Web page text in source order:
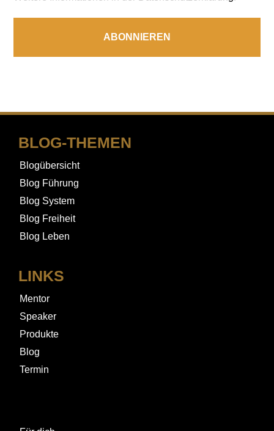
BLOG-THEMEN
Blogübersicht
Blog Führung
Blog System
Blog Freiheit
Blog Leben
LINKS
Mentor
Speaker
Produkte
Blog
Termin